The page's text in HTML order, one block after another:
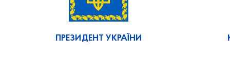
ПРЕЗИДЕНТ УКРАЇНИ